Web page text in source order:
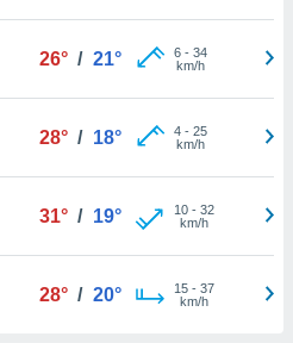
26° / 21° 6- 34
km/h
28° / 18° 4- 25
km/h
31° / 19° 10- 32
km/h
28° / 20° 15- 37
km/h